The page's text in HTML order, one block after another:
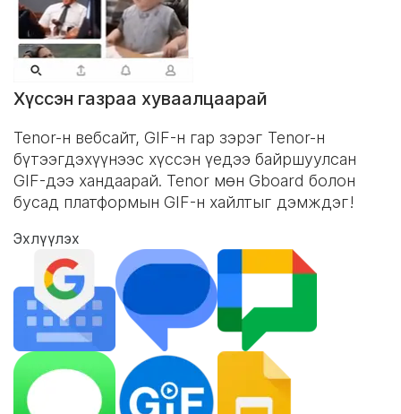
Хүссэн газраа хуваалцаарай
Tenor-н вебсайт, GIF-н гар зэрэг Tenor-н
бүтээгдэхүүнээс хүссэн үедээ байршуулсан
GIF-дээ хандаарай. Tenor мөн Gboard болон
бусад платформын GIF-н хайлтыг дэмждэг!
Эхлүүлэх